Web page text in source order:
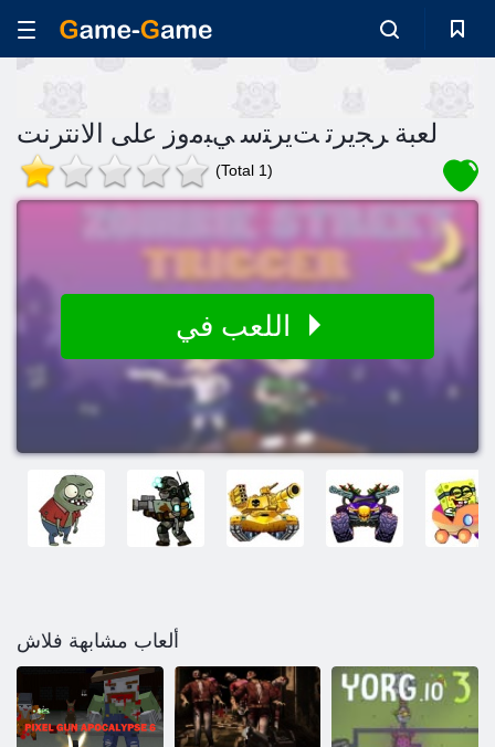
لعبة ﺮﺠﻳﺮﺗ ﺖﻳﺮﺘﺳ ﻲﺒﻣﻭﺯ على الانترنت
(Total 1)
ألعاب مشابهة فلاش